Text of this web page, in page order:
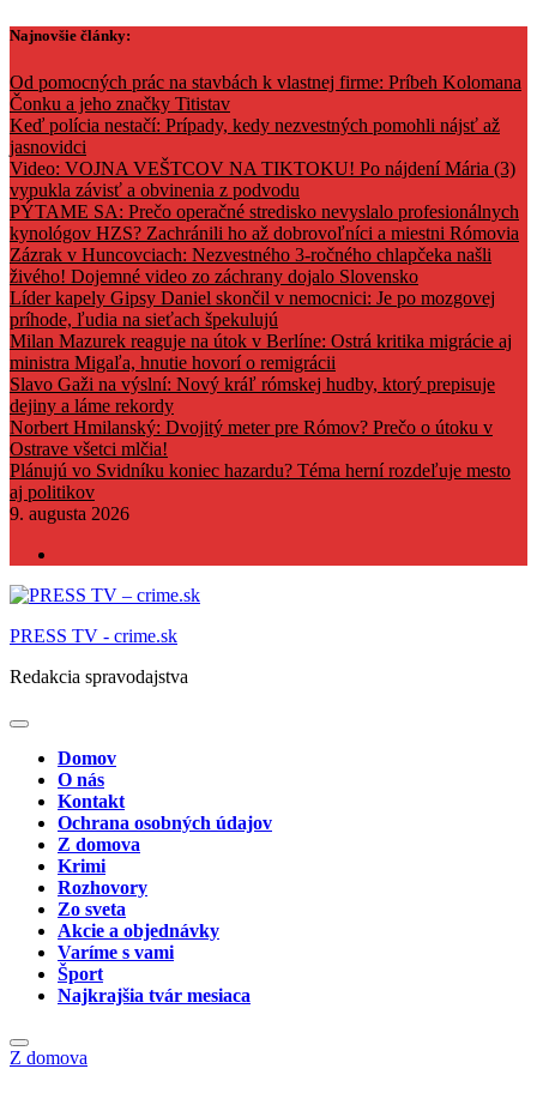
Skip
content
Najnovšie články:
Od pomocných prác na stavbách k vlastnej firme: Príbeh Kolomana
Čonku a jeho značky Titistav
Keď polícia nestačí: Prípady, kedy nezvestných pomohli nájsť až
jasnovidci
Video: VOJNA VEŠTCOV NA TIKTOKU! Po nájdení Mária (3)
vypukla závisť a obvinenia z podvodu
PÝTAME SA: Prečo operačné stredisko nevyslalo profesionálnych
kynológov HZS? Zachránili ho až dobrovoľníci a miestni Rómovia
Zázrak v Huncovciach: Nezvestného 3-ročného chlapčeka našli
živého! Dojemné video zo záchrany dojalo Slovensko
Líder kapely Gipsy Daniel skončil v nemocnici: Je po mozgovej
príhode, ľudia na sieťach špekulujú
Milan Mazurek reaguje na útok v Berlíne: Ostrá kritika migrácie aj
ministra Migaľa, hnutie hovorí o remigrácii
Slavo Gaži na výslní: Nový kráľ rómskej hudby, ktorý prepisuje
dejiny a láme rekordy
Norbert Hmilanský: Dvojitý meter pre Rómov? Prečo o útoku v
Ostrave všetci mlčia!
Plánujú vo Svidníku koniec hazardu? Téma herní rozdeľuje mesto
aj politikov
9. augusta 2026
PRESS TV - crime.sk
Redakcia spravodajstva
Domov
O nás
Kontakt
Ochrana osobných údajov
Z domova
Krimi
Rozhovory
Zo sveta
Akcie a objednávky
Varíme s vami
Šport
Najkrajšia tvár mesiaca
Z domova